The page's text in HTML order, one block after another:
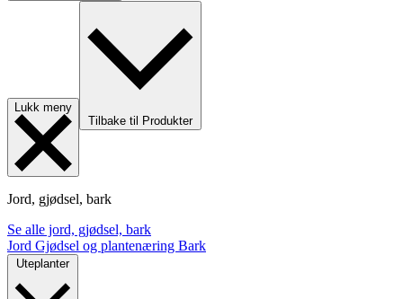
Lukk meny
Tilbake til Produkter
Jord, gjødsel, bark
Se alle jord, gjødsel, bark
Jord Gjødsel og plantenæring Bark
Uteplanter